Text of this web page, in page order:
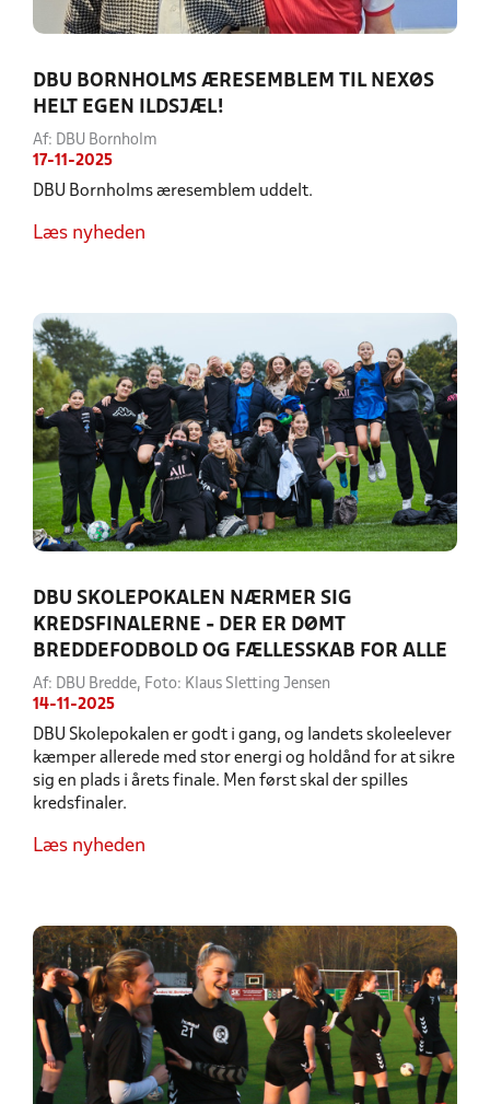
DBU BORNHOLMS ÆRESEMBLEM TIL NEXØS
HELT EGEN ILDSJÆL!
Af: DBU Bornholm
17-11-2025
DBU Bornholms æresemblem uddelt.
Læs nyheden
DBU SKOLEPOKALEN NÆRMER SIG
KREDSFINALERNE - DER ER DØMT
BREDDEFODBOLD OG FÆLLESSKAB FOR ALLE
Af: DBU Bredde, Foto: Klaus Sletting Jensen
14-11-2025
DBU Skolepokalen er godt i gang, og landets skoleelever
kæmper allerede med stor energi og holdånd for at sikre
sig en plads i årets finale. Men først skal der spilles
kredsfinaler.
Læs nyheden